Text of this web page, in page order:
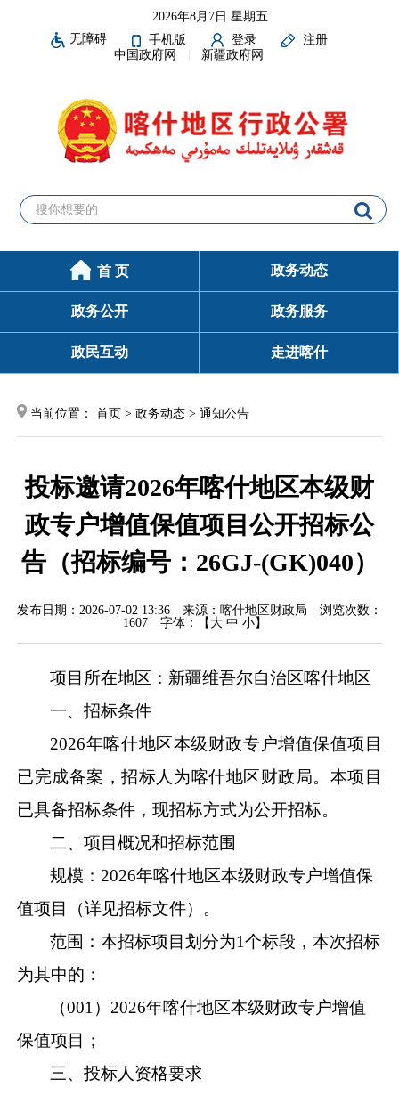
2026年8月7日 星期五
无障碍
手机版 登录
注册
中国政府网
新疆政府网
首 页 政务动态
政务公开 政务服务
政民互动 走进喀什
当前位置： 首页 > 政务动态 > 通知公告
投标邀请2026年喀什地区本级财
政专户增值保值项目公开招标公
告（招标编号：26GJ-(GK)040）
发布日期：2026-07-02 13:36 来源：喀什地区财政局
浏览次数：
1607
字体：【 大 中 小】
项目所在地区： 新疆维吾尔自治区喀什地区
一、招标条件
2026年喀什地区本级财政专户增值保值项目
已完成备案，招标人为喀什地区财政局。本项目
已具备招标条件，现招标方式为公开招标。
二、项目概况和招标范围
规模： 2026年喀什地区本级财政专户增值保
值项目（详见招标文件） 。
范围 ：本招标项目划分为1个标段，本次招标
为其中的：
（001 ） 2026年喀什地区本级财政专户增值
保值项目
；
三、投标人资格要求